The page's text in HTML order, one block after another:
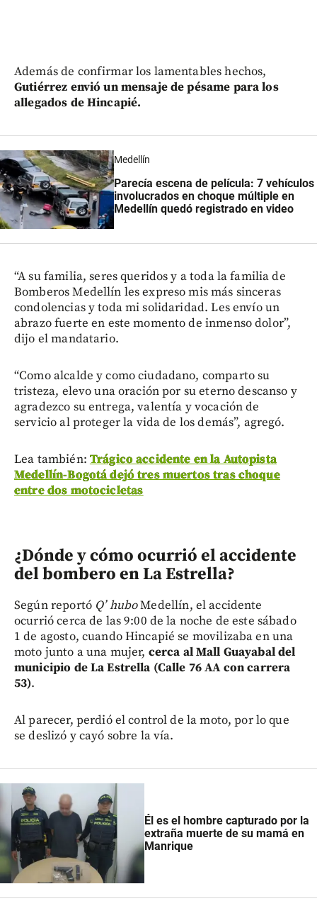
Además de confirmar los lamentables hechos,
Gutiérrez envió un mensaje de pésame para los
allegados de Hincapié.
Medellín
Parecía escena de película: 7 vehículos
involucrados en choque múltiple en
Medellín quedó registrado en video
“A su familia, seres queridos y a toda la familia de
Bomberos Medellín les expreso mis más sinceras
condolencias y toda mi solidaridad. Les envío un
abrazo fuerte en este momento de inmenso dolor”,
dijo el mandatario.
“Como alcalde y como ciudadano, comparto su
tristeza, elevo una oración por su eterno descanso y
agradezco su entrega, valentía y vocación de
servicio al proteger la vida de los demás”, agregó.
Lea también: Trágico accidente en la Autopista
Medellín-Bogotá dejó tres muertos tras choque
entre dos motocicletas
¿Dónde y cómo ocurrió el accidente
del bombero en La Estrella?
Según reportó Q’ huboMedellín, el accidente
ocurrió cerca de las 9:00 de la noche de este sábado
1 de agosto, cuando Hincapié se movilizaba en una
moto junto a una mujer, cerca al Mall Guayabal del
municipio de La Estrella (Calle 76 AA con carrera
53).
Al parecer, perdió el control de la moto, por lo que
se deslizó y cayó sobre la vía.
Él es el hombre capturado por la
extraña muerte de su mamá en
Manrique